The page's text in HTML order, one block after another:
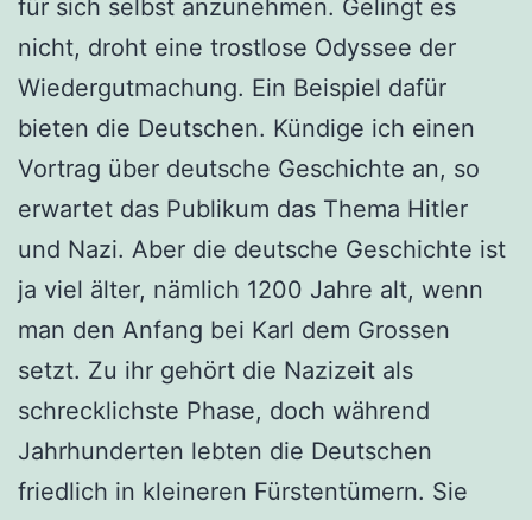
für sich selbst anzunehmen. Gelingt es
nicht, droht eine trostlose Odyssee der
Wiedergutmachung. Ein Beispiel dafür
bieten die Deutschen. Kündige ich einen
Vortrag über deutsche Geschichte an, so
erwartet das Publikum das Thema Hitler
und Nazi. Aber die deutsche Geschichte ist
ja viel älter, nämlich 1200 Jahre alt, wenn
man den Anfang bei Karl dem Grossen
setzt. Zu ihr gehört die Nazizeit als
schrecklichste Phase, doch während
Jahrhunderten lebten die Deutschen
friedlich in kleineren Fürstentümern. Sie